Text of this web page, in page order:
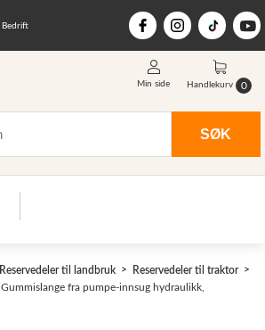
Bedrift
SØK
Min side Handlekurv 0
Reservedeler til landbruk
Reservedeler til traktor
Gummislange fra pumpe-innsug hydraulikk,